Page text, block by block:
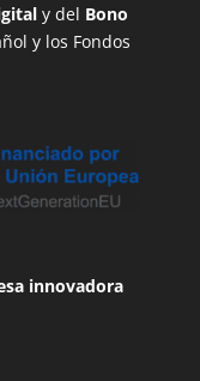
y del Bono
y los Fondos
innovadora